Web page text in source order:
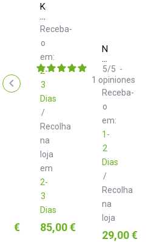
€
Korg
37
Receba-
o
em:
2-
3
Dias
/
Recolha
na
loja
em
2-
3
Dias
Preço
85,00 €
Neo
USB
Class
B
1.0
m
Receba-
o
em:
1-
2
Dias
/
Recolha
na
loja
5/5 -
1 opiniones
Preço
29,00 €